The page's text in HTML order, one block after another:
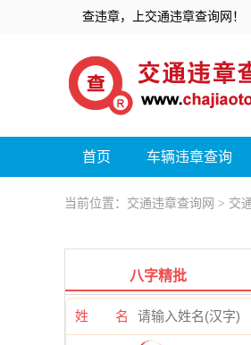
查违章，上交通违章查询网！
首页 车辆违章查询
当前位置： 交通违章查询网 > 交
八字精批
姓 名